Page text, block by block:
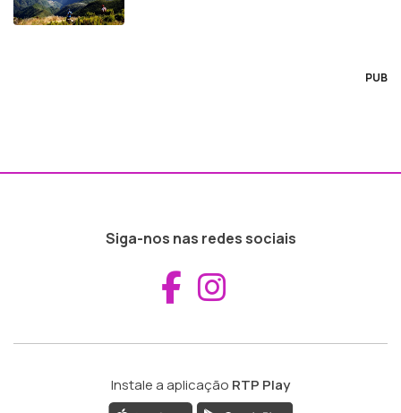
PUB
Siga-nos nas redes sociais
Aceder ao
Instale a aplicação RTP Play